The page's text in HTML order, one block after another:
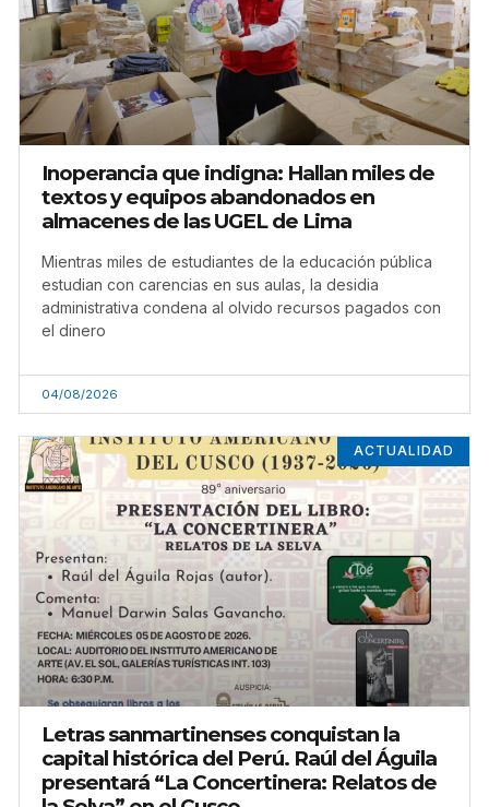
Inoperancia que indigna: Hallan miles de
textos y equipos abandonados en
almacenes de las UGEL de Lima
Mientras miles de estudiantes de la educación pública
estudian con carencias en sus aulas, la desidia
administrativa condena al olvido recursos pagados con
el dinero
04/08/2026
ACTUALIDAD
Letras sanmartinenses conquistan la
capital histórica del Perú. Raúl del Águila
presentará “La Concertinera: Relatos de